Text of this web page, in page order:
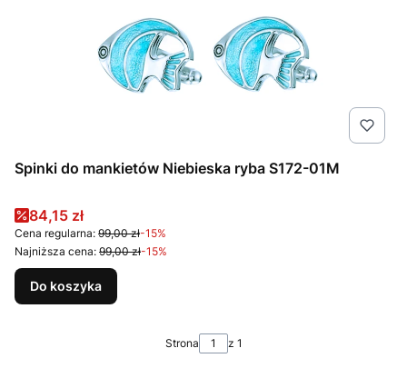
Spinki do mankietów Niebieska ryba S172-01M
Cena promocyjna
84,15 zł
Cena regularna: 99,00 zł-15%
Najniższa cena: 99,00 zł-15%
Do koszyka
Strona z 1